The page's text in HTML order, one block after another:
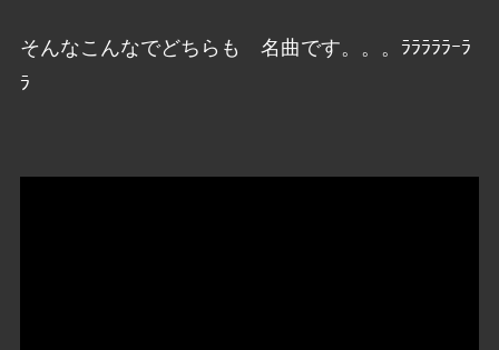
そんなこんなでどちらも 名曲です。。。ﾗﾗﾗﾗﾗｰﾗ
ﾗ